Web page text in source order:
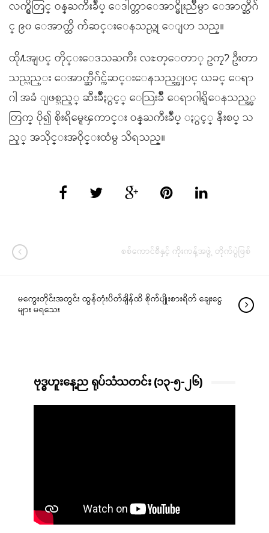
လက္ရွိတြင္ ဝန္ႀကီးခ်ဳပ္ ေဒါက္တာေအာင္မိုးညိဳမွာ ေအာက္ဆီဂ်
င္ ၉၀ ေအာက္ထိ က်ဆင္းေနသည္ဟု ေျပာ သည္။
ထို႔အျပင္ တိုင္းေဒသႀကီး လႊတ္ေတာ္ ဥကၠ႒ ဦးတာ
သည္လည္း ေအာက္ဆီဂ်င္က်ဆင္းေနသည့္အျပင္ ယခင္ ေရာ
ဂါ အခံ ျဖစ္သည့္ ဆီးခ်ိဳႏွင့္ ေသြးခ်ိဳ ေရာဂါရွိေနသည့္အ
တြက္ ပို၍ စိုးရိမ္ရေၾကာင္း ဝန္ႀကီးခ်ဳပ္ ႏွင့္ နီးစပ္ သ
ည့္ အသိုင္းအဝိုင္းထံမွ သိရသည္။
စစ်ကောင်စီနှင့် ကိုးကန့်အဖွဲ့ တိုက်ပွဲဖြစ်
မကွေးတိုင်းအတွင်း ထွန်တုံးပိတ်ချိန်ထိ စိုက်ပျိုးစားရိတ် ချေးငွေ
များ မရသေး
ဗုဒ္ဓဟူးနေ့ည ရုပ်သံသတင်း (၁၃-၅-၂၆)